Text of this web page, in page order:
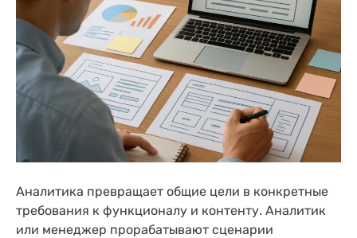
Аналитика превращает общие цели в конкретные
требования к функционалу и контенту. Аналитик
или менеджер прорабатывают сценарии